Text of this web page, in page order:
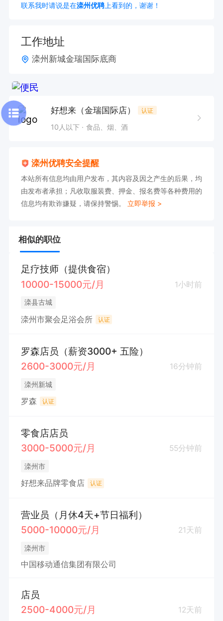
联系我时请说是在滦州优聘上看到的，谢谢！
工作地址
滦州新城金瑞国际底商
好想来（金瑞国际店） 认证
10人以下 食品、烟、酒
滦州优聘安全提醒
本站所有信息均由用户发布，其内容及因之产生的后果，均
由发布者承担；凡收取服装费、押金、报名费等各种费用的
信息均有欺诈嫌疑，请保持警惕。 立即举报 >
相似的职位
足疗技师（提供食宿）
10000-15000元/月
1小时前
滦县古城
滦州市聚会足浴会所 认证
罗森店员（薪资3000+ 五险）
2600-3000元/月
16分钟前
滦州新城
罗森 认证
零食店店员
3000-5000元/月
55分钟前
滦州市
好想来品牌零食店 认证
营业员（月休4天+节日福利）
5000-10000元/月
21天前
滦州市
中国移动通信集团有限公司
店员
2500-4000元/月
12天前